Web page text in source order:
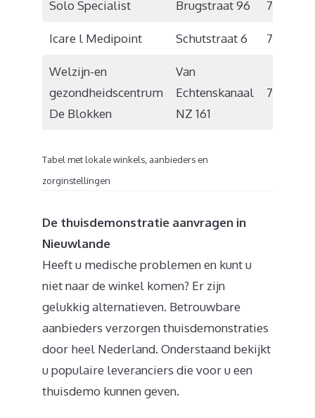
Solo Specialist Brugstraat 96 7918 TN
Icare l Medipoint Schutstraat 6 7901 EC
Welzijn-en
gezondheidscentrum
De Blokken
Van
Echtenskanaal
NZ 161
7891 AJ
Tabel met lokale winkels, aanbieders en
zorginstellingen
De thuisdemonstratie aanvragen in
Nieuwlande
Heeft u medische problemen en kunt u
niet naar de winkel komen? Er zijn
gelukkig alternatieven. Betrouwbare
aanbieders verzorgen thuisdemonstraties
door heel Nederland. Onderstaand bekijkt
u populaire leveranciers die voor u een
thuisdemo kunnen geven.